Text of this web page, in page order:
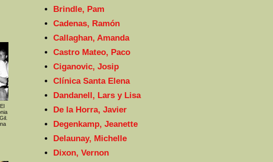
Brindle, Pam
Cadenas, Ramón
Callaghan, Amanda
Castro Mateo, Paco
Ciganovic, Josip
Clínica Santa Elena
Dandanell, Lars y Lisa
De la Horra, Javier
Degenkamp, Jeanette
Delaunay, Michelle
Dixon, Vernon